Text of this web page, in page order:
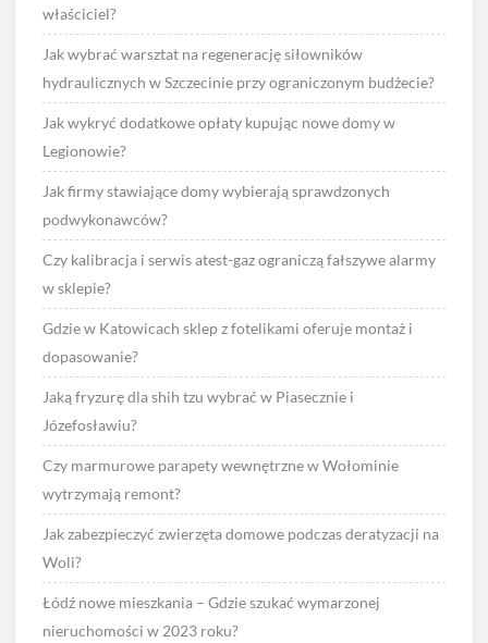
właściciel?
Jak wybrać warsztat na regenerację siłowników
hydraulicznych w Szczecinie przy ograniczonym budżecie?
Jak wykryć dodatkowe opłaty kupując nowe domy w
Legionowie?
Jak firmy stawiające domy wybierają sprawdzonych
podwykonawców?
Czy kalibracja i serwis atest-gaz ograniczą fałszywe alarmy
w sklepie?
Gdzie w Katowicach sklep z fotelikami oferuje montaż i
dopasowanie?
Jaką fryzurę dla shih tzu wybrać w Piasecznie i
Józefosławiu?
Czy marmurowe parapety wewnętrzne w Wołominie
wytrzymają remont?
Jak zabezpieczyć zwierzęta domowe podczas deratyzacji na
Woli?
Łódź nowe mieszkania – Gdzie szukać wymarzonej
nieruchomości w 2023 roku?